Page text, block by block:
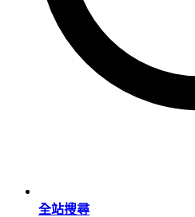
全站搜尋